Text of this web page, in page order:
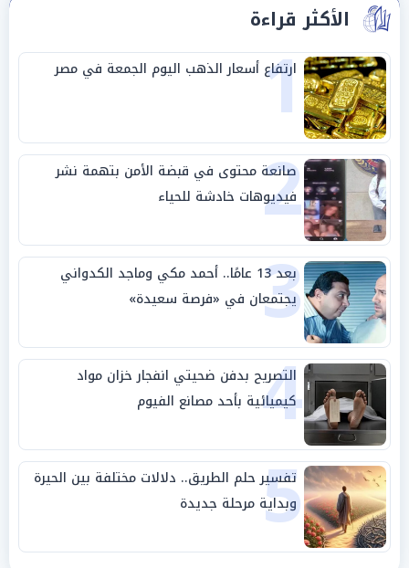
الأكثر قراءة
1
ارتفاع أسعار الذهب اليوم الجمعة في مصر
2
صانعة محتوى في قبضة الأمن بتهمة نشر
فيديوهات خادشة للحياء
3 بعد 13 عامًا.. أحمد مكي وماجد الكدواني
يجتمعان في «فرصة سعيدة»
4
التصريح بدفن ضحيتي انفجار خزان مواد
كيميائية بأحد مصانع الفيوم
5
تفسير حلم الطريق.. دلالات مختلفة بين الحيرة
وبداية مرحلة جديدة